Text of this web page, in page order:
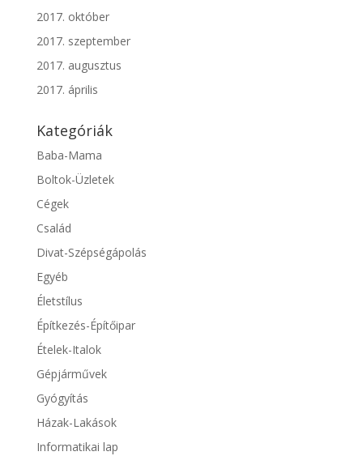
2017. október
2017. szeptember
2017. augusztus
2017. április
Kategóriák
Baba-Mama
Boltok-Üzletek
Cégek
Család
Divat-Szépségápolás
Egyéb
Életstílus
Építkezés-Építőipar
Ételek-Italok
Gépjárművek
Gyógyítás
Házak-Lakások
Informatikai lap